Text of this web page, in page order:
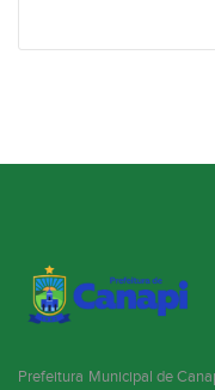
Prefeitura Municipal de